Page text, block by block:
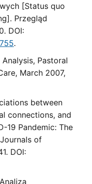
[Status quo
Przegląd
DOI:
.
Pastoral
March 2007,
between
connections, and
19 Pandemic: The
of
DOI: